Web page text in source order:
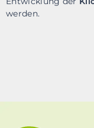
werden.